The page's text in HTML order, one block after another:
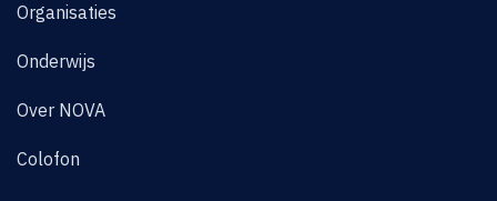
Organisaties
Onderwijs
Over NOVA
Colofon